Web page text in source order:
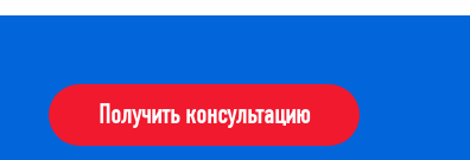
Получить консультацию